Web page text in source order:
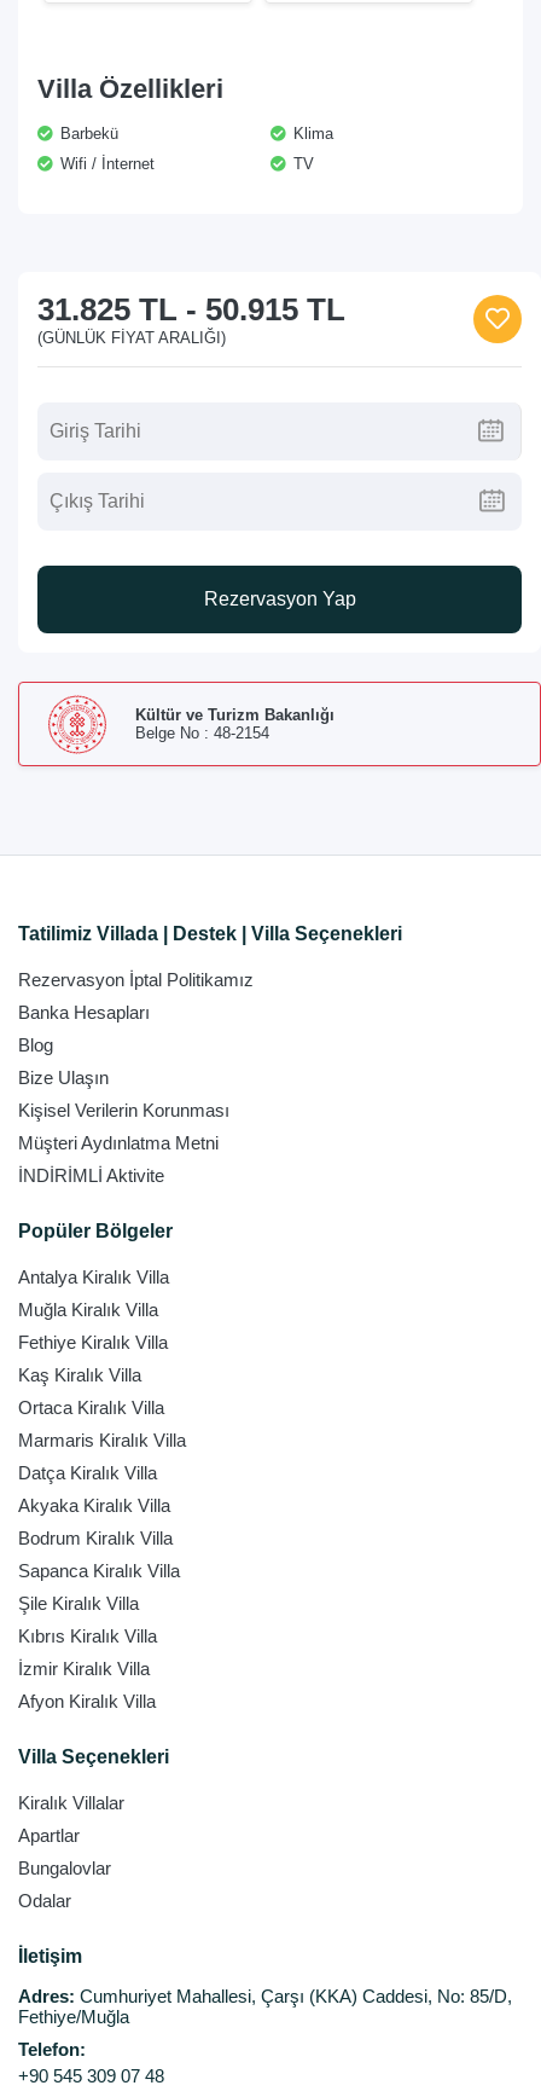
Villa Özellikleri
Barbekü
Klima
Wifi / İnternet
TV
31.825 TL - 50.915 TL
(GÜNLÜK FIYAT ARALIĞI)
Rezervasyon Yap
Kültür ve Turizm Bakanlığı
Belge No : 48-2154
Tatilimiz Villada | Destek | Villa Seçenekleri
Rezervasyon İptal Politikamız
Banka Hesapları
Blog
Bize Ulaşın
Kişisel Verilerin Korunması
Müşteri Aydınlatma Metni
İNDİRİMLİ Aktivite
Popüler Bölgeler
Antalya Kiralık Villa
Muğla Kiralık Villa
Fethiye Kiralık Villa
Kaş Kiralık Villa
Ortaca Kiralık Villa
Marmaris Kiralık Villa
Datça Kiralık Villa
Akyaka Kiralık Villa
Bodrum Kiralık Villa
Sapanca Kiralık Villa
Şile Kiralık Villa
Kıbrıs Kiralık Villa
İzmir Kiralık Villa
Afyon Kiralık Villa
Villa Seçenekleri
Kiralık Villalar
Apartlar
Bungalovlar
Odalar
İletişim
Adres: Cumhuriyet Mahallesi, Çarşı (KKA) Caddesi, No: 85/D,
Fethiye/Muğla
Telefon:
+90 545 309 07 48